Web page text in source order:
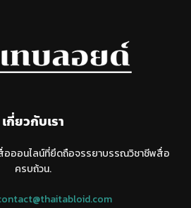
เกี่ยวกับเรา
อออนไลน์ที่ยึดถือจรรยาบรรณวิชาชีพสื่อ
ครบถ้วน.